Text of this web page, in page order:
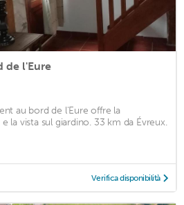
de l'Eure
au bord de l'Eure offre la
la vista sul giardino. 33 km da Évreux.
Verifica disponibilità